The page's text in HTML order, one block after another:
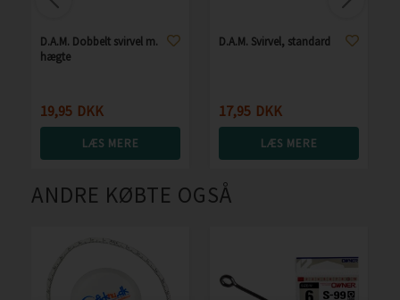
D.A.M. Dobbelt svirvel m.
hægte
19,95 DKK
LÆS MERE
D.A.M. Svirvel, standard
17,95 DKK
LÆS MERE
ANDRE KØBTE OGSÅ